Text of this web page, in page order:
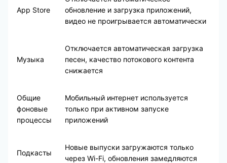
App Store
обновление и загрузка приложений,
видео не проигрывается автоматически
Музыка
Отключается автоматическая загрузка
песен, качество потокового контента
снижается
Общие
фоновые
процессы
Мобильный интернет используется
только при активном запуске
приложений
Подкасты
Новые выпуски загружаются только
через Wi-Fi, обновления замедляются